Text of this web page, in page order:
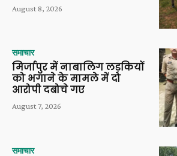
August 8, 2026
समाचार
मिर्जापुर में नाबालिग लड़कियों
को भगाने के मामले में दो
आरोपी दबोचे गए
August 7, 2026
समाचार